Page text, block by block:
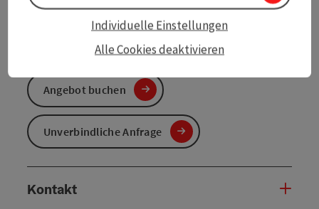
von
bis
Angebot buchen
Unverbindliche Anfrage
Kontakt
Alle Cookies deaktivieren
Individuelle Einstellungen